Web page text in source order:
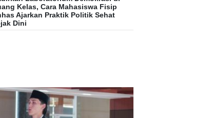
Kelas, Cara Mahasiswa Fisip
Ajarkan Praktik Politik Sehat
Dini